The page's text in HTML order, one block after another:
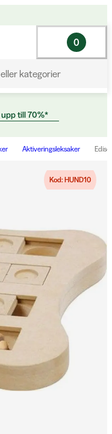
kategorier
0
till 70%*
Aktiveringsleksaker
Kod: HUND10